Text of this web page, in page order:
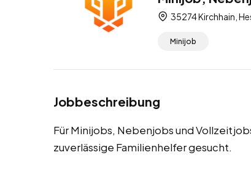
35274 Kirchhain,
Minijob
Jobbeschreibung
Für Minijobs, Nebenjobs und
zuverlässige Familienhelfer gesucht.